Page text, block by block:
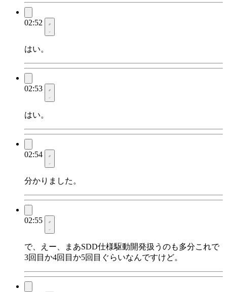
02:52
はい。
02:53
はい。
02:54
分かりました。
02:55
で、えー、まあSDD仕様駆動開発扱うのも多分これで
3回目か4回目か5回目ぐらいなんですけど。